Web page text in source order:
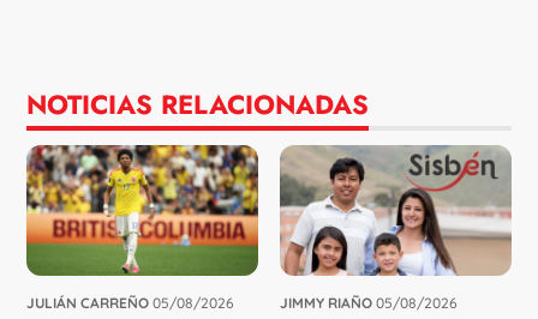
NOTICIAS RELACIONADAS
JULIÁN CARREÑO 05/08/2026 JIMMY RIAÑO 05/08/2026